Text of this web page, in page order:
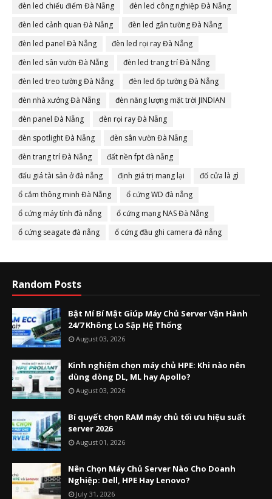
đèn led chiếu điểm Đà Nẵng
đèn led công nghiệp Đà Nẵng
đèn led cảnh quan Đà Nẵng
đèn led gắn tường Đà Nẵng
đèn led panel Đà Nẵng
đèn led rọi ray Đà Nẵng
đèn led sân vườn Đà Nẵng
đèn led trang trí Đà Nẵng
đèn led treo tường Đà Nẵng
đèn led ốp tường Đà Nẵng
đèn nhà xưởng Đà Nẵng
đèn năng lượng mặt trời JINDIAN
đèn panel Đà Nẵng
đèn rọi ray Đà Nẵng
đèn spotlight Đà Nẵng
đèn sân vườn Đà Nẵng
đèn trang trí Đà Nẵng
đất nền fpt đà nẵng
đấu giá tài sản ở đà nẵng
định giá trị mang lại
đố cửa là gì
ổ cắm thông minh Đà Nẵng
ổ cứng WD đà nẵng
ổ cứng máy tính đà nẵng
ổ cứng mạng NAS Đà Nẵng
ổ cứng seagate đà nẵng
ổ cứng đầu ghi camera đà nẵng
Random Posts
Bật Mí Bí Mật Giúp Máy Chủ Server Vận Hành
24/7 Không Lo Sập Hệ Thống
August 03, 2026
Kinh nghiệm chọn máy chủ HPE: Khi nào nên
dùng dòng DL, ML hay Apollo?
August 03, 2026
Bí quyết chọn RAM máy chủ tối ưu hiệu suất
server 2026
August 01, 2026
Nên Chọn Máy Chủ Server Nào Cho Doanh
Nghiệp: Dell, HPE Hay Lenovo?
July 31, 2026